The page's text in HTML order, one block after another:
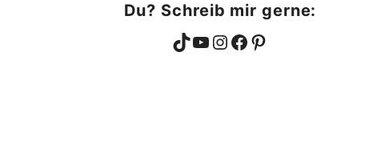
Du? Schreib mir gerne:
TikTok
YouTube
Instagram
Facebook
Pinterest